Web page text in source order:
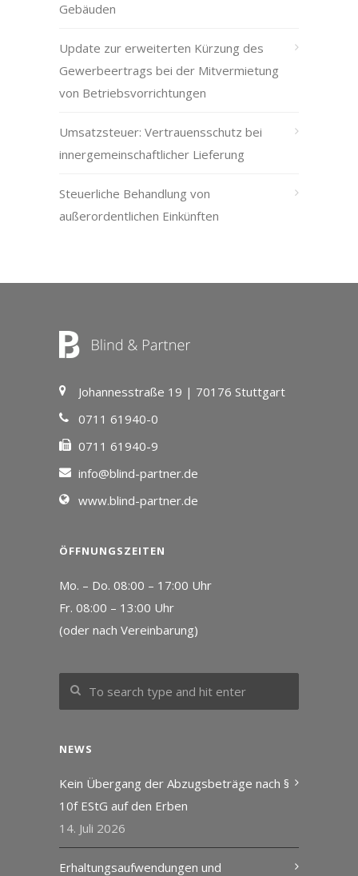
Gebäuden
Update zur erweiterten Kürzung des
Gewerbeertrags bei der Mitvermietung
von Betriebsvorrichtungen
Umsatzsteuer: Vertrauensschutz bei
innergemeinschaftlicher Lieferung
Steuerliche Behandlung von
außerordentlichen Einkünften
Johannesstraße 19 | 70176 Stuttgart
0711 61940-0
0711 61940-9
info@blind-partner.de
www.blind-partner.de
ÖFFNUNGSZEITEN
Mo. – Do. 08:00 – 17:00 Uhr
Fr. 08:00 – 13:00 Uhr
(oder nach Vereinbarung)
NEWS
Kein Übergang der Abzugsbeträge nach §
10f EStG auf den Erben
14. Juli 2026
Erhaltungsaufwendungen und